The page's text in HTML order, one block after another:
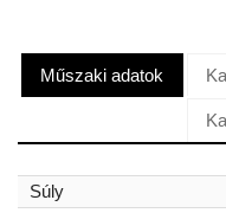
Műszaki adatok
Súly